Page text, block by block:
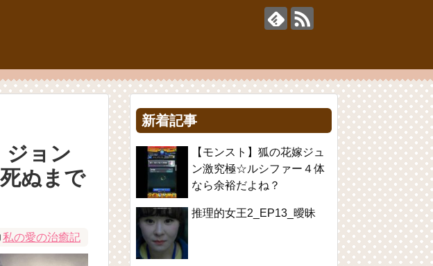
ジョン
ぬまで
私の愛の治癒記
新着記事
【モンスト】狐の花嫁ジュ
ン激究極☆ルシファー４体
なら余裕だよね？
推理的女王2_EP13_曖昧